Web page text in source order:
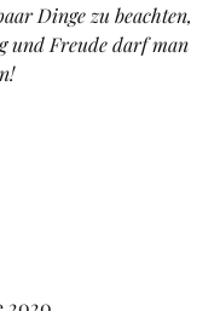
Dinge zu beachten,
und Freude darf man